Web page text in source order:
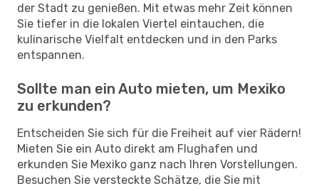
der Stadt zu genießen. Mit etwas mehr Zeit können
Sie tiefer in die lokalen Viertel eintauchen, die
kulinarische Vielfalt entdecken und in den Parks
entspannen.
Sollte man ein Auto mieten, um Mexiko
zu erkunden?
Entscheiden Sie sich für die Freiheit auf vier Rädern!
Mieten Sie ein Auto direkt am Flughafen und
erkunden Sie Mexiko ganz nach Ihren Vorstellungen.
Besuchen Sie versteckte Schätze, die Sie mit